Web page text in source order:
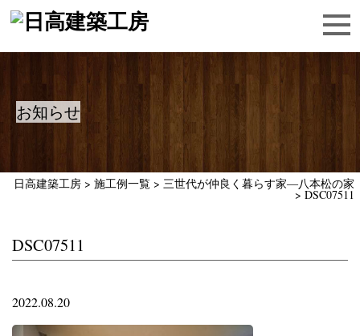
お知らせ
日高建築工房 > 施工例一覧 > 三世代が仲良く暮らす家―八本松の家
> DSC07511
DSC07511
2022.08.20